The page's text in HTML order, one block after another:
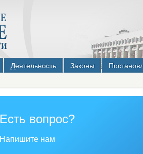
Деятельность Законы
Есть вопрос?
Напишите нам